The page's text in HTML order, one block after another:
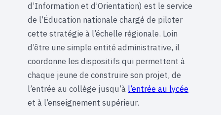
d’Information et d’Orientation) est le service
de l’Éducation nationale chargé de piloter
cette stratégie à l’échelle régionale. Loin
d’être une simple entité administrative, il
coordonne les dispositifs qui permettent à
chaque jeune de construire son projet, de
l’entrée au collège jusqu’à l’entrée au lycée
et à l’enseignement supérieur.